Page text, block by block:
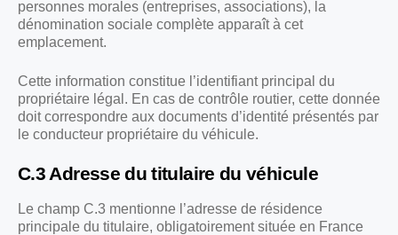
personnes morales (entreprises, associations), la
dénomination sociale complète apparaît à cet
emplacement.
Cette information constitue l’identifiant principal du
propriétaire légal. En cas de contrôle routier, cette donnée
doit correspondre aux documents d’identité présentés par
le conducteur propriétaire du véhicule.
C.3 Adresse du titulaire du véhicule
Le champ C.3 mentionne l’adresse de résidence
principale du titulaire, obligatoirement située en France